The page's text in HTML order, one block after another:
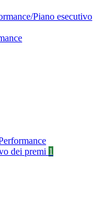
Piano esecutivo
dei premi 1